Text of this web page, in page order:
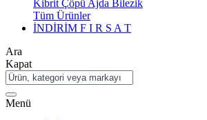
Kibrit Çöpü Ajda Bilezik
Tüm Ürünler
İNDİRİM F I R S A T
Ara
Kapat
Menü